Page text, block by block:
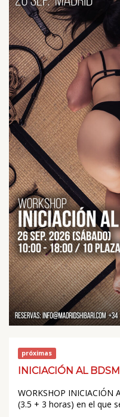
próximas
INICIACIÓN AL
WORKSHOP
(3.5 + 3 horas) en el que